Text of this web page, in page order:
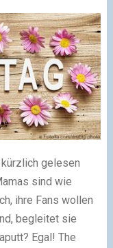
gelesen
sind wie
ihre Fans wollen
begleitet sie
Egal! The